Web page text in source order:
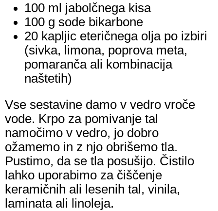
100 ml jabolčnega kisa
100 g sode bikarbone
20 kapljic eteričnega olja po izbiri
(sivka, limona, poprova meta,
pomaranča ali kombinacija
naštetih)
Vse sestavine damo v vedro vroče
vode. Krpo za pomivanje tal
namočimo v vedro, jo dobro
ožamemo in z njo obrišemo tla.
Pustimo, da se tla posušijo. Čistilo
lahko uporabimo za čiščenje
keramičnih ali lesenih tal, vinila,
laminata ali linoleja.